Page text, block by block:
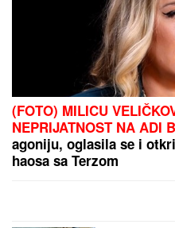
"Marakana nas nosila do
neka tako bude u utorak"
PREPORUKA ZA VAS